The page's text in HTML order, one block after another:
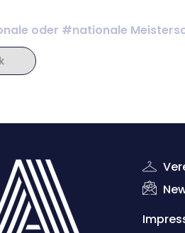
oder #nationale